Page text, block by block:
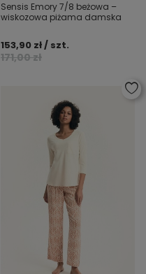
Sensis Emory 7/8 beżowa –
wiskozowa piżama damska
171,00 zł
153,90 zł / szt.